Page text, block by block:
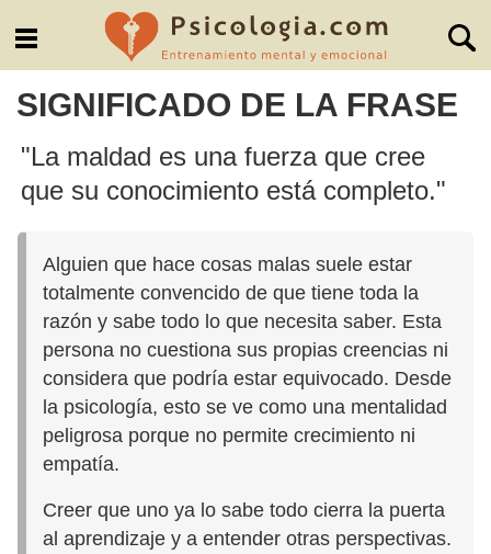
SIGNIFICADO DE LA FRASE
"La maldad es una fuerza que cree
que su conocimiento está completo."
Alguien que hace cosas malas suele estar
totalmente convencido de que tiene toda la
razón y sabe todo lo que necesita saber. Esta
persona no cuestiona sus propias creencias ni
considera que podría estar equivocado. Desde
la psicología, esto se ve como una mentalidad
peligrosa porque no permite crecimiento ni
empatía.
Creer que uno ya lo sabe todo cierra la puerta
al aprendizaje y a entender otras perspectivas.